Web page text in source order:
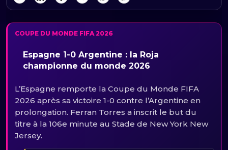
COUPE DU MONDE FIFA 2026
Espagne 1-0 Argentine : la Roja
championne du monde 2026
L’Espagne remporte la Coupe du Monde FIFA
2026 après sa victoire 1-0 contre l’Argentine en
prolongation. Ferran Torres a inscrit le but du
titre à la 106e minute au Stade de New York New
Jersey.